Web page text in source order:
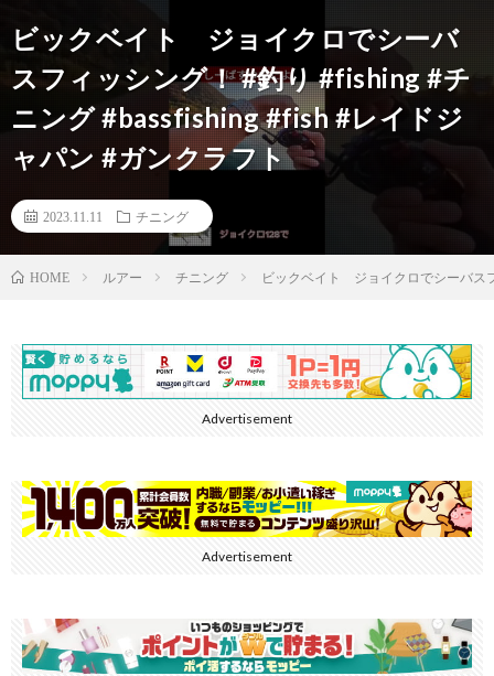
ビックベイト ジョイクロでシーバ
スフィッシング！ #釣り #fishing #チ
ニング #bassfishing #fish #レイドジ
ャパン #ガンクラフト
2023.11.11 チニング
HOME ルアー チニング ビックベイト ジョイクロでシーバス
Advertisement
Advertisement